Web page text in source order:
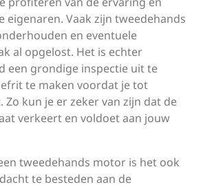
eigenaren. Vaak zijn tweedehands
en eventuele
al opgelost. Het is echter
een grondige inspectie uit te
te maken voordat je tot
Zo kun je er zeker van zijn dat de
verkeert en voldoet aan jouw
tweedehands motor is het ook
te besteden aan de